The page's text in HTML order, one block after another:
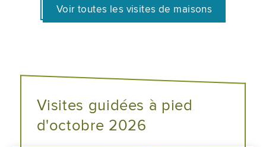
Voir toutes les visites de maisons
Visites guidées à pied
d'octobre 2026